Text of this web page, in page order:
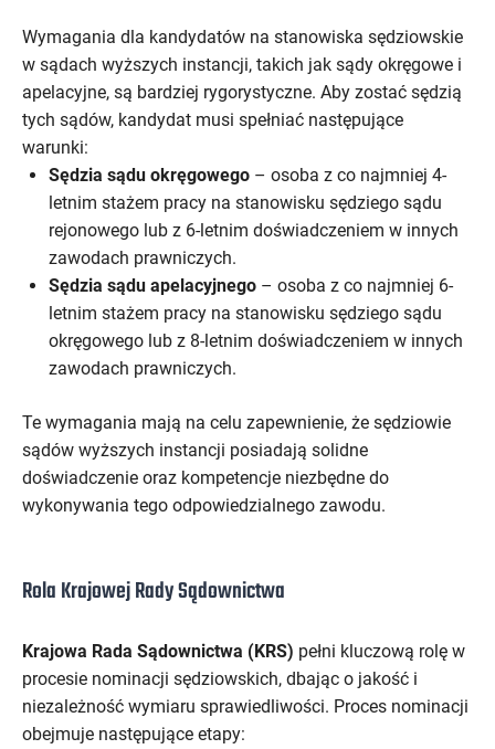
Wymagania dla kandydatów na stanowiska sędziowskie
w sądach wyższych instancji, takich jak sądy okręgowe i
apelacyjne, są bardziej rygorystyczne. Aby zostać sędzią
tych sądów, kandydat musi spełniać następujące
warunki:
Sędzia sądu okręgowego – osoba z co najmniej 4-
letnim stażem pracy na stanowisku sędziego sądu
rejonowego lub z 6-letnim doświadczeniem w innych
zawodach prawniczych.
Sędzia sądu apelacyjnego – osoba z co najmniej 6-
letnim stażem pracy na stanowisku sędziego sądu
okręgowego lub z 8-letnim doświadczeniem w innych
zawodach prawniczych.
Te wymagania mają na celu zapewnienie, że sędziowie
sądów wyższych instancji posiadają solidne
doświadczenie oraz kompetencje niezbędne do
wykonywania tego odpowiedzialnego zawodu.
Rola Krajowej Rady Sądownictwa
Krajowa Rada Sądownictwa (KRS) pełni kluczową rolę w
procesie nominacji sędziowskich, dbając o jakość i
niezależność wymiaru sprawiedliwości. Proces nominacji
obejmuje następujące etapy: